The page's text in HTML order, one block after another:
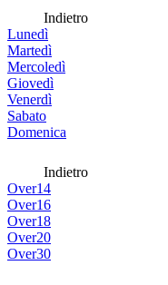
Indietro
Lunedì
Martedì
Mercoledì
Giovedì
Venerdì
Sabato
Domenica
Indietro
Over14
Over16
Over18
Over20
Over30